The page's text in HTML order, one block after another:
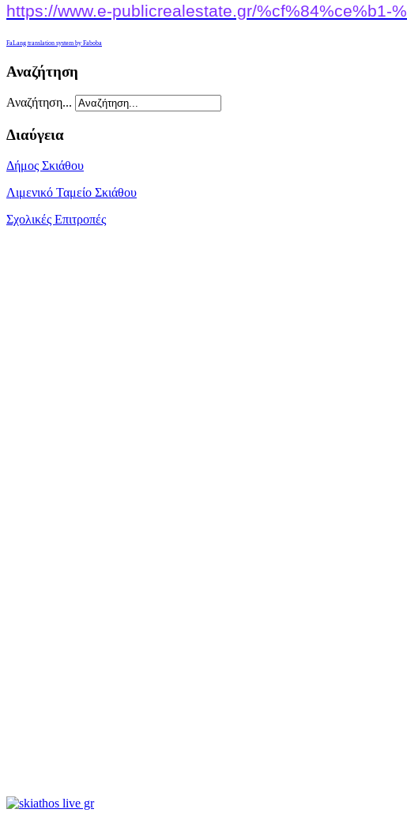
https://www.e-publicrealestate.gr/%cf%84%ce%b1-
FaLang translation system by Faboba
Αναζήτηση
Αναζήτηση...
Διαύγεια
Δήμος Σκιάθου
Λιμενικό Ταμείο Σκιάθου
Σχολικές Επιτροπές